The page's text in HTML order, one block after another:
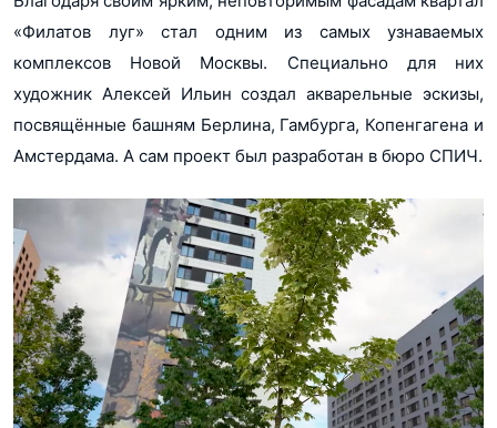
«Филатов луг» стал одним из самых узнаваемых
комплексов Новой Москвы. Специально для них
художник Алексей Ильин создал акварельные эскизы,
посвящённые башням Берлина, Гамбурга, Копенгагена и
Амстердама. А сам проект был разработан в бюро СПИЧ.